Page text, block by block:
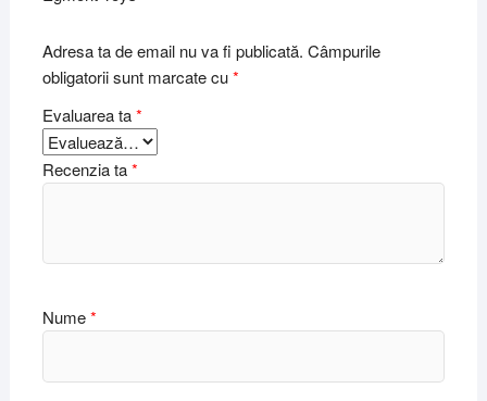
Adresa ta de email nu va fi publicată. Câmpurile
obligatorii sunt marcate cu*
Evaluarea ta*
Recenzia ta*
Nume*